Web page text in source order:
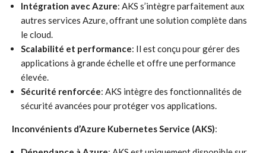
Intégration avec Azure: AKS s’intègre parfaitement aux
autres services Azure, offrant une solution complète dans
le cloud.
Scalabilité et performance: Il est conçu pour gérer des
applications à grande échelle et offre une performance
élevée.
Sécurité renforcée: AKS intègre des fonctionnalités de
sécurité avancées pour protéger vos applications.
Inconvénients d’Azure Kubernetes Service (AKS):